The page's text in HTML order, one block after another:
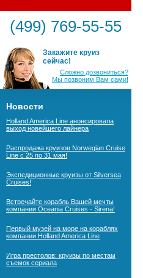
(499) 769-55-55
Закажите круиз
сейчас!
Сложно дозвониться?
Мы позвоним Вам сами!
Новости
Holland America Line анонсировала
выход новейшего лайнера
Распродажа круизов Norwegian Cruise
Line с 25 по 31 мая!
Экспедиционные круизы от Silversea
Cruises!
Встречайте корабль Вашей мечты
компании Oceania Cruises - Sirena!
Первый музей на море на кораблях
компании Holland America Line
Игра престолов: круизы по местам
съемок сериала